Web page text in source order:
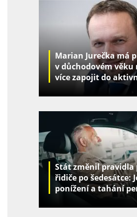
Marian Jurečka má
v důchodovém věku
více zapojit do
Stát změnil pravidla
řidiče po šedesátce:
ponížení a tahání